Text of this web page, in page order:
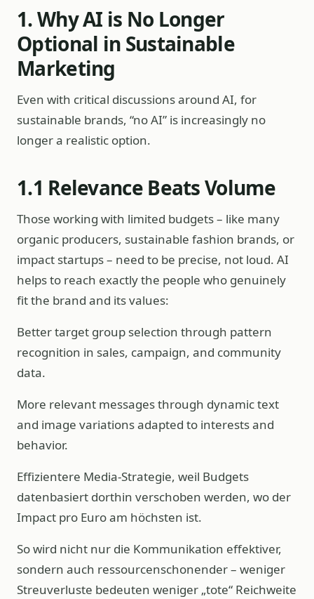
1. Why AI is No Longer
Optional in Sustainable
Marketing
Even with critical discussions around AI, for
sustainable brands, “no AI” is increasingly no
longer a realistic option.
1.1 Relevance Beats Volume
Those working with limited budgets – like many
organic producers, sustainable fashion brands, or
impact startups – need to be precise, not loud. AI
helps to reach exactly the people who genuinely
fit the brand and its values:
Better target group selection through pattern
recognition in sales, campaign, and community
data.
More relevant messages through dynamic text
and image variations adapted to interests and
behavior.
Effizientere Media-Strategie, weil Budgets
datenbasiert dorthin verschoben werden, wo der
Impact pro Euro am höchsten ist.
So wird nicht nur die Kommunikation effektiver,
sondern auch ressourcenschonender – weniger
Streuverluste bedeuten weniger „tote“ Reichweite